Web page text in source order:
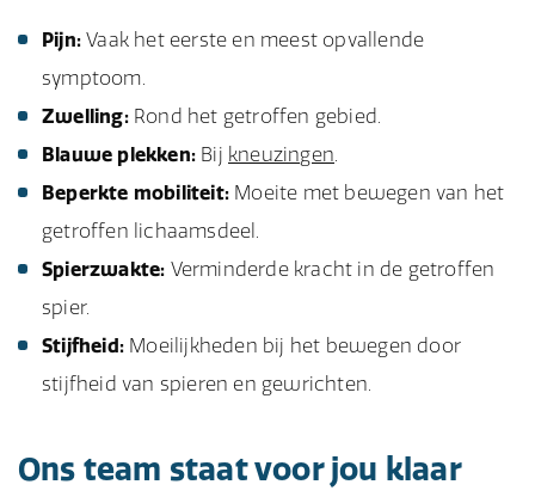
Pijn: Vaak het eerste en meest opvallende
symptoom.
Zwelling:Rond het getroffen gebied.
Blauwe plekken: Bij kneuzingen.
Beperkte mobiliteit: Moeite met bewegen van het
getroffen lichaamsdeel.
Spierzwakte: Verminderde kracht in de getroffen
spier.
Stijfheid: Moeilijkheden bij het bewegen door
stijfheid van spieren en gewrichten.
Ons team staat voor jou klaar